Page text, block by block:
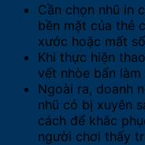
Cần chọn nhũ in
bền mặt của thẻ
xước hoặc mất
Khi thực hiện
vết nhòe bẩn
Ngoài ra, doanh
nhũ có bị xuyên
cách để khắc
người chơi thấy